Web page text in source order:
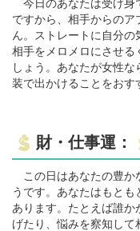
今日のあなたは受け身
ですから、相手からの
ん。ストレートに自分の
相手をメロメロにさせ
しょう。あなたが女性
装で出かけることをおす
財・仕事運：
この日はあなたの豊か
うです。あなたはもと
あります。たとえば誰
げたり、悩みを察知し